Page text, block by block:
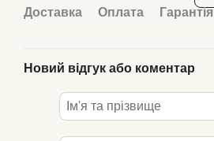
Доставка Оплата Гарантія
Новий відгук або коментар